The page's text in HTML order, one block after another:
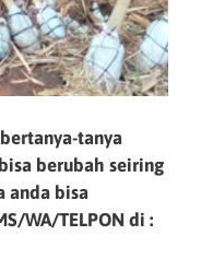
tanya
berubah seiring
anda bisa
WA/TELPON di :